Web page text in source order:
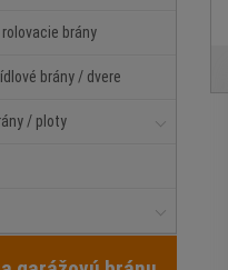
brány
brány / dvere
/ ploty